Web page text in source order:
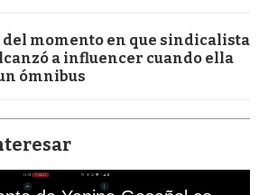
del momento en que sindicalista
a influencer cuando ella
ómnibus